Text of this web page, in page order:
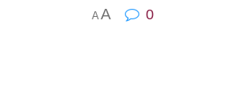
AA 0